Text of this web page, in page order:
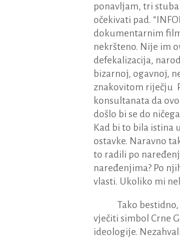
ponavljam, tri
očekivati pad.
dokumentarnim
nekršteno. Nije im
defekalizacija,
bizarnoj, ogavnoj,
znakovitom riječju
konsultanata da
došlo bi se do
Kad bi to bila istina
ostavke. Naravno
to radili po
naređenjima? Po
vlasti. Ukoliko mi
Tako bestidno,
vječiti simbol Crne
ideologije.